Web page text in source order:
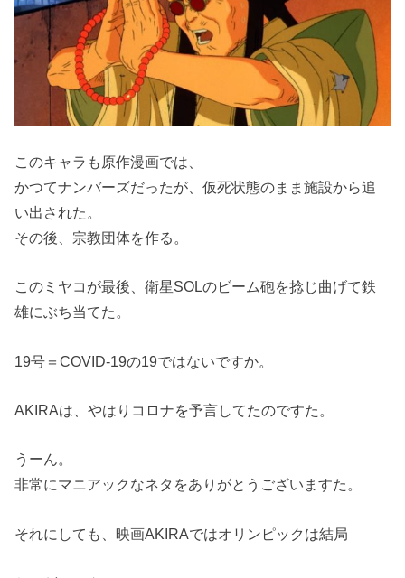
このキャラも原作漫画では、
かつてナンバーズだったが、仮死状態のまま施設から追
い出された。
その後、宗教団体を作る。
このミヤコが最後、衛星SOLのビーム砲を捻じ曲げて鉄
雄にぶち当てた。
19号＝COVID-19の19ではないですか。
AKIRAは、やはりコロナを予言してたのですた。
うーん。
非常にマニアックなネタをありがとうございますた。
それにしても、映画AKIRAではオリンピックは結局